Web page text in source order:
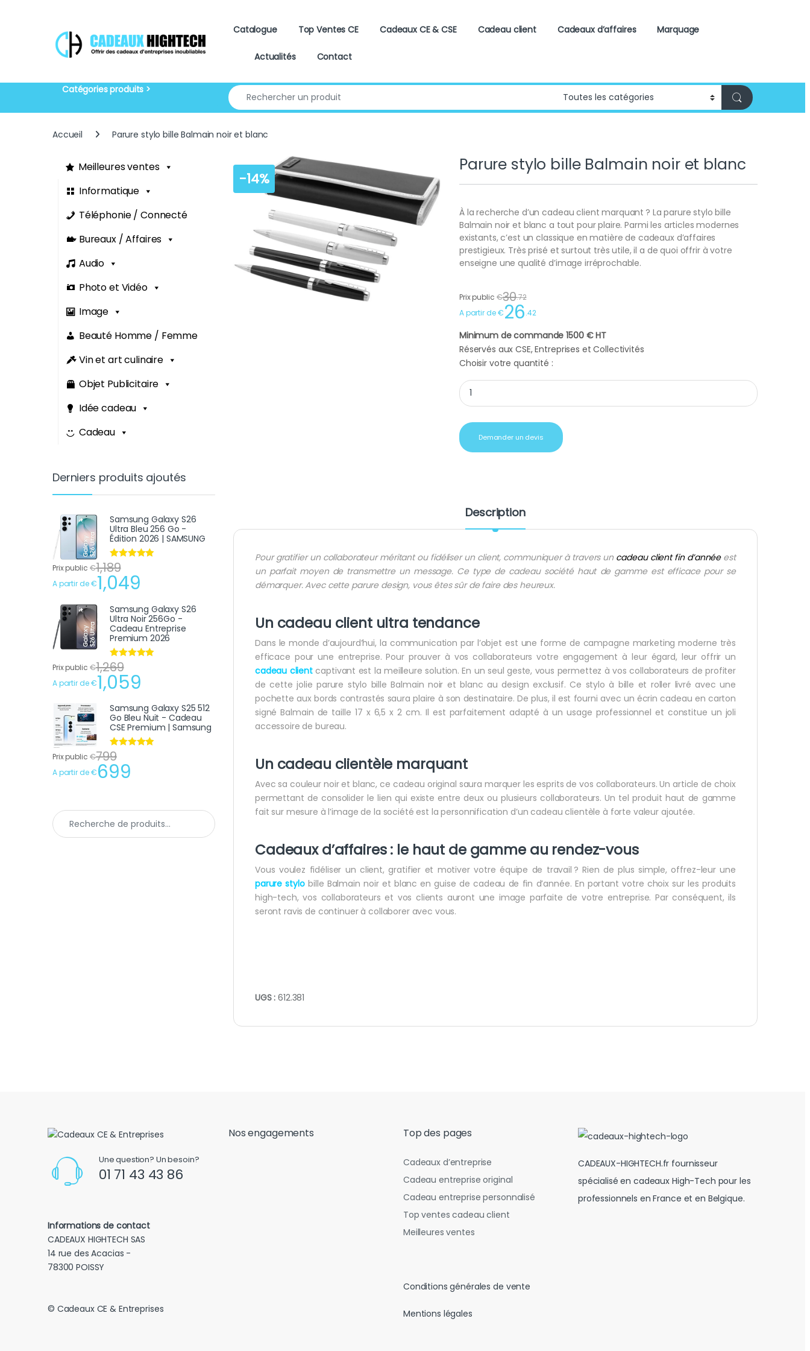
Catalogue
Top Ventes CE Cadeaux CE & CSE Cadeau client Cadeaux d’affaires Marquage
Actualités Contact
Search for:
Accueil Parure stylo bille Balmain noir et blanc
-14%
Parure stylo bille Balmain noir et blanc
À la recherche d’un cadeau client marquant ? La parure stylo bille
Balmain noir et blanc a tout pour plaire. Parmi les articles modernes
existants, c’est un classique en matière de cadeaux d’affaires
prestigieux. Très prisé et surtout très utile, il a de quoi offrir à votre
enseigne une qualité d’image irréprochable.
Prix public €30.72
A partir de €26.42
Minimum de commande 1500 € HT
Réservés aux CSE, Entreprises et Collectivités
Choisir votre quantité :
Parure stylo bille Balmain noir et blanc quantity
Demander un devis
Description
Pour gratifier un collaborateur méritant ou fidéliser un client, communiquer à travers un cadeau client fin d’année est
un parfait moyen de transmettre un message. Ce type de cadeau société haut de gamme est efficace pour se
démarquer. Avec cette parure design, vous êtes sûr de faire des heureux.
Un cadeau client ultra tendance
Dans le monde d’aujourd’hui, la communication par l’objet est une forme de campagne marketing moderne très
efficace pour une entreprise. Pour prouver à vos collaborateurs votre engagement à leur égard, leur offrir un
cadeau clientcaptivant est la meilleure solution. En un seul geste, vous permettez à vos collaborateurs de profiter
de cette jolie parure stylo bille Balmain noir et blanc au design exclusif. Ce stylo à bille et roller livré avec une
pochette aux bords contrastés saura plaire à son destinataire. De plus, il est fourni avec un écrin cadeau en carton
signé Balmain de taille 17 x 6,5 x 2 cm. Il est parfaitement adapté à un usage professionnel et constitue un joli
accessoire de bureau.
Un cadeau clientèle marquant
Avec sa couleur noir et blanc, ce cadeau original saura marquer les esprits de vos collaborateurs. Un article de choix
permettant de consolider le lien qui existe entre deux ou plusieurs collaborateurs. Un tel produit haut de gamme
fait sur mesure à l’image de la société est la personnification d’un cadeau clientèle à forte valeur ajoutée.
Cadeaux d’affaires : le haut de gamme au rendez-vous
Vous voulez fidéliser un client, gratifier et motiver votre équipe de travail ? Rien de plus simple, offrez-leur une
parure stylobille Balmain noir et blanc en guise de cadeau de fin d’année. En portant votre choix sur les produits
high-tech, vos collaborateurs et vos clients auront une image parfaite de votre entreprise. Par conséquent, ils
seront ravis de continuer à collaborer avec vous.
UGS :612.381
Meilleures ventes
Informatique
Téléphonie / Connecté
Bureaux / Affaires
Audio
Photo et Vidéo
Image
Beauté Homme / Femme
Vin et art culinaire
Objet Publicitaire
Idée cadeau
Cadeau
Derniers produits ajoutés
Samsung Galaxy S26
Ultra Bleu 256 Go -
Édition 2026 | SAMSUNG
Note
sur 5
Prix public €1,189
A partir de €1,049
Samsung Galaxy S26
Ultra Noir 256Go -
Cadeau Entreprise
Premium 2026
Note
sur 5
Prix public €1,269
A partir de €1,059
Samsung Galaxy S25 512
Go Bleu Nuit - Cadeau
CSE Premium | Samsung
Note
sur 5
Prix public €799
A partir de €699
Recherche pour :
Une question? Un besoin?
01 71 43 43 86
Informations de contact
CADEAUX HIGHTECH SAS
14 rue des Acacias -
78300 POISSY
© Cadeaux CE & Entreprises
Nos engagements Top des pages
Cadeaux d’entreprise
Cadeau entreprise original
Cadeau entreprise personnalisé
Top ventes cadeau client
Meilleures ventes
Conditions générales de vente
Mentions légales
CADEAUX-HIGHTECH.fr fournisseur
spécialisé en cadeaux High-Tech pour les
professionnels en France et en Belgique.